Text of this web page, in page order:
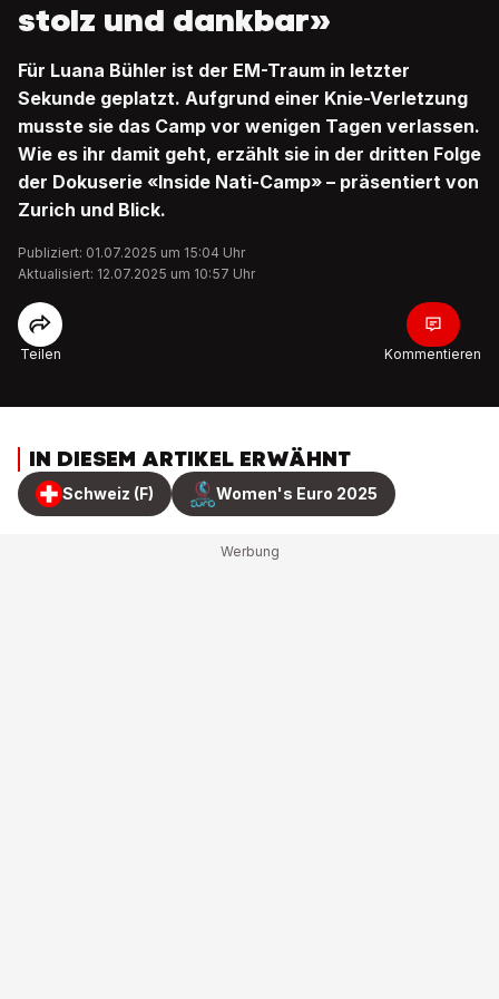
stolz und dankbar»
Für Luana Bühler ist der EM-Traum in letzter
Sekunde geplatzt. Aufgrund einer Knie-Verletzung
musste sie das Camp vor wenigen Tagen verlassen.
Wie es ihr damit geht, erzählt sie in der dritten Folge
der Dokuserie «Inside Nati-Camp» – präsentiert von
Zurich und Blick.
Publiziert: 01.07.2025 um 15:04 Uhr
Aktualisiert: 12.07.2025 um 10:57 Uhr
Teilen Kommentieren
IN DIESEM ARTIKEL ERWÄHNT
Schweiz (F) Women's Euro 2025